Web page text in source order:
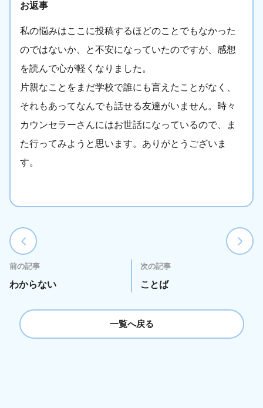
お返事
私の悩みはここに投稿するほどのことでもなかった
のではないか、と不安になっていたのですが、感想
を読んで心が軽くなりました。
片親なことをまだ学校で誰にも言えたことがなく、
それもあってなんでも話せる友達がいません。時々
カウンセラーさんにはお世話になっているので、ま
た行ってみようと思います。ありがとうございま
す。
前の記事
わからない
次の記事
ことば
一覧へ戻る